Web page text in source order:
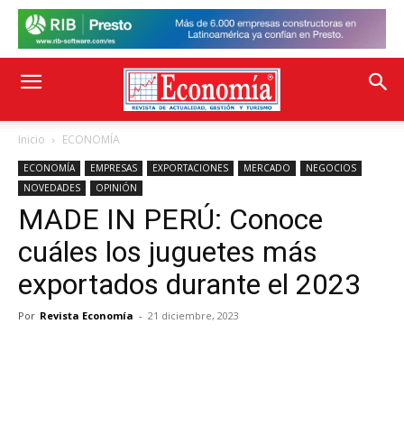
Inicio ECONOMÍA
ECONOMÍA EMPRESAS EXPORTACIONES MERCADO
NEGOCIOS
NOVEDADES
OPINIÓN
MADE IN PERÚ: Conoce
cuáles los juguetes más
exportados durante el 2023
Por Revista Economía - 21 diciembre, 2023